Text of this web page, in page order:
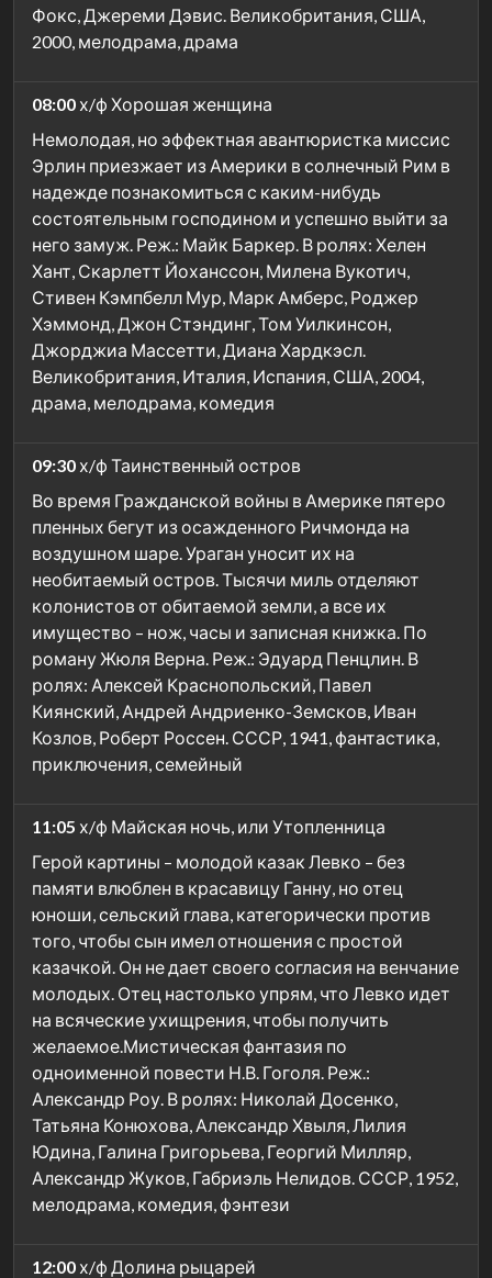
Фокс, Джереми Дэвис. Великобритания, США,
2000, мелодрама, драма
08:00 х/ф Хорошая женщина
Немолодая, но эффектная авантюристка миссис
Эрлин приезжает из Америки в солнечный Рим в
надежде познакомиться с каким-нибудь
состоятельным господином и успешно выйти за
него замуж. Реж.: Майк Баркер. В ролях: Хелен
Хант, Скарлетт Йоханссон, Милена Вукотич,
Стивен Кэмпбелл Мур, Марк Амберс, Роджер
Хэммонд, Джон Стэндинг, Том Уилкинсон,
Джорджиа Массетти, Диана Хардкэсл.
Великобритания, Италия, Испания, США, 2004,
драма, мелодрама, комедия
09:30 х/ф Таинственный остров
Во время Гражданской войны в Америке пятеро
пленных бегут из осажденного Ричмонда на
воздушном шаре. Ураган уносит их на
необитаемый остров. Тысячи миль отделяют
колонистов от обитаемой земли, а все их
имущество – нож, часы и записная книжка. По
роману Жюля Верна. Реж.: Эдуард Пенцлин. В
ролях: Алексей Краснопольский, Павел
Киянский, Андрей Андриенко-Земсков, Иван
Козлов, Роберт Россен. СССР, 1941, фантастика,
приключения, семейный
11:05 х/ф Майская ночь, или Утопленница
Герой картины – молодой казак Левко – без
памяти влюблен в красавицу Ганну, но отец
юноши, сельский глава, категорически против
того, чтобы сын имел отношения с простой
казачкой. Он не дает своего согласия на венчание
молодых. Отец настолько упрям, что Левко идет
на всяческие ухищрения, чтобы получить
желаемое.Мистическая фантазия по
одноименной повести Н.В. Гоголя. Реж.:
Александр Роу. В ролях: Николай Досенко,
Татьяна Конюхова, Александр Хвыля, Лилия
Юдина, Галина Григорьева, Георгий Милляр,
Александр Жуков, Габриэль Нелидов. СССР, 1952,
мелодрама, комедия, фэнтези
12:00 х/ф Долина рыцарей